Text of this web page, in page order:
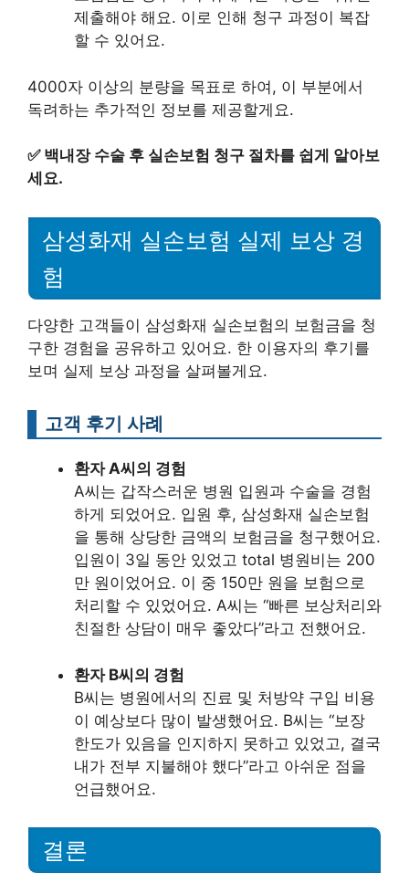
제출해야 해요. 이로 인해 청구 과정이 복잡
할 수 있어요.
4000자 이상의 분량을 목표로 하여, 이 부분에서
독려하는 추가적인 정보를 제공할게요.
✅ 백내장 수술 후 실손보험 청구 절차를 쉽게 알아보
세요.
삼성화재 실손보험 실제 보상 경
험
다양한 고객들이 삼성화재 실손보험의 보험금을 청
구한 경험을 공유하고 있어요. 한 이용자의 후기를
보며 실제 보상 과정을 살펴볼게요.
고객 후기 사례
환자 A씨의 경험
A씨는 갑작스러운 병원 입원과 수술을 경험
하게 되었어요. 입원 후, 삼성화재 실손보험
을 통해 상당한 금액의 보험금을 청구했어요.
입원이 3일 동안 있었고 total 병원비는 200
만 원이었어요. 이 중 150만 원을 보험으로
처리할 수 있었어요. A씨는 “빠른 보상처리와
친절한 상담이 매우 좋았다”라고 전했어요.
환자 B씨의 경험
B씨는 병원에서의 진료 및 처방약 구입 비용
이 예상보다 많이 발생했어요. B씨는 “보장
한도가 있음을 인지하지 못하고 있었고, 결국
내가 전부 지불해야 했다”라고 아쉬운 점을
언급했어요.
결론